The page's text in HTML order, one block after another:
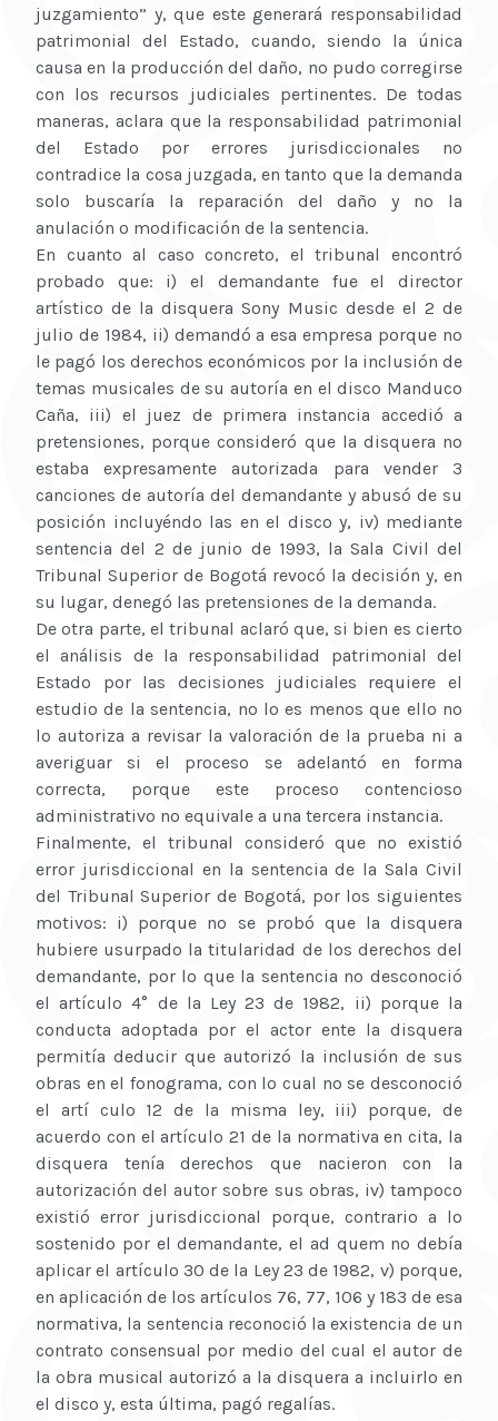
juzgamiento” y, que este generará responsabilidad
patrimonial del Estado, cuando, siendo la única
causa en la producción del daño, no pudo corregirse
con los recursos judiciales pertinentes. De todas
maneras, aclara que la responsabilidad patrimonial
del Estado por errores jurisdiccionales no
contradice la cosa juzgada, en tanto que la demanda
solo buscaría la reparación del daño y no la
anulación o modificación de la sentencia.
En cuanto al caso concreto, el tribunal encontró
probado que: i) el demandante fue el director
artístico de la disquera Sony Music desde el 2 de
julio de 1984, ii) demandó a esa empresa porque no
le pagó los derechos económicos por la inclusión de
temas musicales de su autoría en el disco Manduco
Caña, iii) el juez de primera instancia accedió a
pretensiones, porque consideró que la disquera no
estaba expresamente autorizada para vender 3
canciones de autoría del demandante y abusó de su
posición incluyéndo las en el disco y, iv) mediante
sentencia del 2 de junio de 1993, la Sala Civil del
Tribunal Superior de Bogotá revocó la decisión y, en
su lugar, denegó las pretensiones de la demanda.
De otra parte, el tribunal aclaró que, si bien es cierto
el análisis de la responsabilidad patrimonial del
Estado por las decisiones judiciales requiere el
estudio de la sentencia, no lo es menos que ello no
lo autoriza a revisar la valoración de la prueba ni a
averiguar si el proceso se adelantó en forma
correcta, porque este proceso contencioso
administrativo no equivale a una tercera instancia.
Finalmente, el tribunal consideró que no existió
error jurisdiccional en la sentencia de la Sala Civil
del Tribunal Superior de Bogotá, por los siguientes
motivos: i) porque no se probó que la disquera
hubiere usurpado la titularidad de los derechos del
demandante, por lo que la sentencia no desconoció
el artículo 4° de la Ley 23 de 1982, ii) porque la
conducta adoptada por el actor ente la disquera
permitía deducir que autorizó la inclusión de sus
obras en el fonograma, con lo cual no se desconoció
el artí culo 12 de la misma ley, iii) porque, de
acuerdo con el artículo 21 de la normativa en cita, la
disquera tenía derechos que nacieron con la
autorización del autor sobre sus obras, iv) tampoco
existió error jurisdiccional porque, contrario a lo
sostenido por el demandante, el ad quem no debía
aplicar el artículo 30 de la Ley 23 de 1982, v) porque,
en aplicación de los artículos 76, 77, 106 y 183 de esa
normativa, la sentencia reconoció la existencia de un
contrato consensual por medio del cual el autor de
la obra musical autorizó a la disquera a incluirlo en
el disco y, esta última, pagó regalías.